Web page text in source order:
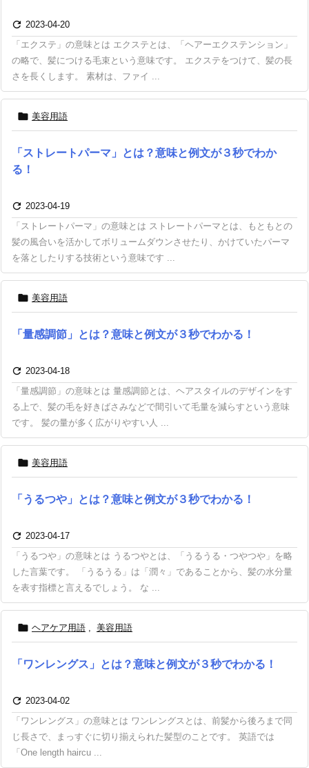
 2023-04-20
「エクステ」の意味とは エクステとは、「ヘアーエクステンション」
の略で、髪につける毛束という意味です。 エクステをつけて、髪の長
さを長くします。 素材は、ファイ ...
 美容用語
「ストレートパーマ」とは？意味と例文が３秒でわか
る！
 2023-04-19
「ストレートパーマ」の意味とは ストレートパーマとは、もともとの
髪の風合いを活かしてボリュームダウンさせたり、かけていたパーマ
を落としたりする技術という意味です ...
 美容用語
「量感調節」とは？意味と例文が３秒でわかる！
 2023-04-18
「量感調節」の意味とは 量感調節とは、ヘアスタイルのデザインをす
る上で、髪の毛を好きばさみなどで間引いて毛量を減らすという意味
です。 髪の量が多く広がりやすい人 ...
 美容用語
「うるつや」とは？意味と例文が３秒でわかる！
 2023-04-17
「うるつや」の意味とは うるつやとは、「うるうる・つやつや」を略
した言葉です。 「うるうる」は「潤々」であることから、髪の水分量
を表す指標と言えるでしょう。 な ...
 ヘアケア用語 , 美容用語
「ワンレングス」とは？意味と例文が３秒でわかる！
 2023-04-02
「ワンレングス」の意味とは ワンレングスとは、前髪から後ろまで同
じ長さで、まっすぐに切り揃えられた髪型のことです。 英語では
「One length haircu ...